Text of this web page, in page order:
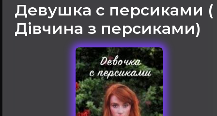
Девушка с персиками (
Дівчина з персиками)